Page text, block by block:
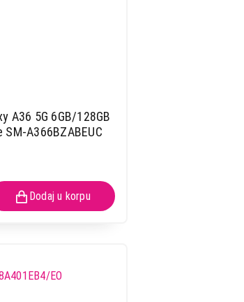
A36 5G 6GB/128GB
A366BZABEUC